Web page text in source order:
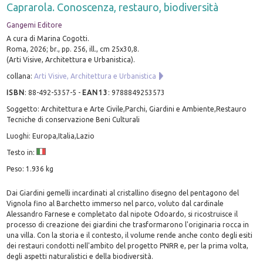
Caprarola. Conoscenza, restauro, biodiversità
Gangemi Editore
A cura di Marina Cogotti.
Roma, 2026; br., pp. 256, ill., cm 25x30,8.
(Arti Visive, Architettura e Urbanistica).
collana:Arti Visive, Architettura e Urbanistica
ISBN:88-492-5357-5 - EAN13 :9788849253573
Soggetto: Architettura e Arte Civile,Parchi, Giardini e Ambiente,Restauro
Tecniche di conservazione Beni Culturali
Luoghi: Europa,Italia,Lazio
Testo in:
Peso: 1.936 kg
Dai Giardini gemelli incardinati al cristallino disegno del pentagono del
Vignola fino al Barchetto immerso nel parco, voluto dal cardinale
Alessandro Farnese e completato dal nipote Odoardo, si ricostruisce il
processo di creazione dei giardini che trasformarono l'originaria rocca in
una villa. Con la storia e il contesto, il volume rende anche conto degli esiti
dei restauri condotti nell'ambito del progetto PNRR e, per la prima volta,
degli aspetti naturalistici e della biodiversità.